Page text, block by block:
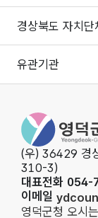
경상북도 자치단
유관기관
영덕군청
(우) 36429 경
310-3)
대표전화
이메일
영덕군청 오시